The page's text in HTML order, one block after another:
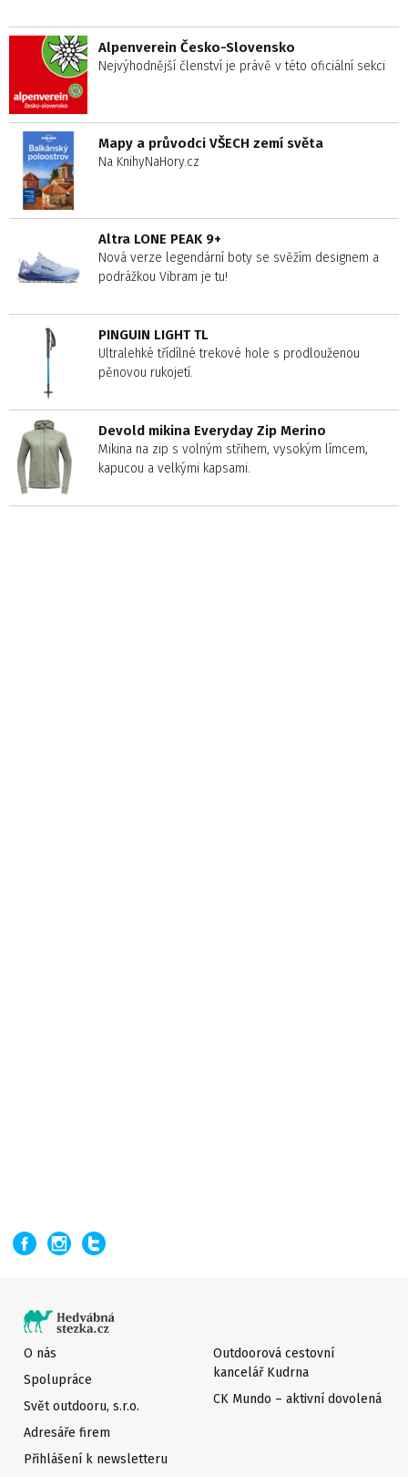
Alpenverein Česko-Slovensko
Nejvýhodnější členství je právě v této oficiální sekci
Mapy a průvodci VŠECH zemí světa
Na KnihyNaHory.cz
Altra LONE PEAK 9+
Nová verze legendární boty se svěžím designem a
podrážkou Vibram je tu!
PINGUIN LIGHT TL
Ultralehké třídílné trekové hole s prodlouženou
pěnovou rukojetí.
Devold mikina Everyday Zip Merino
Mikina na zip s volným střihem, vysokým límcem,
kapucou a velkými kapsami.
O nás
Spolupráce
Svět outdooru, s.r.o.
Adresáře firem
Přihlášení k newsletteru
Outdoorová cestovní
kancelář Kudrna
CK Mundo – aktivní dovolená